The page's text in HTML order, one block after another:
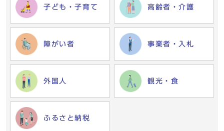
子ども・子育て 高齢者・介護
障がい者 事業者・入札
外国人 観光・食
ふるさと納税